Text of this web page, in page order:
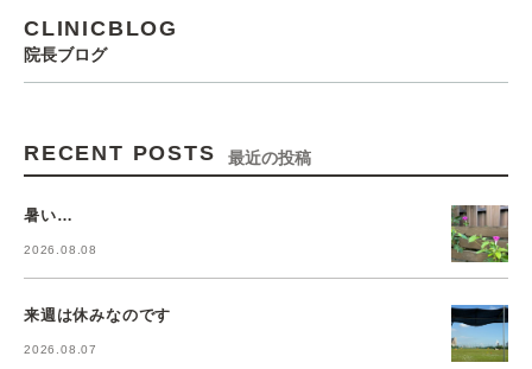
CLINICBLOG
院長ブログ
RECENT POSTS 最近の投稿
暑い…
2026.08.08
来週は休みなのです
2026.08.07